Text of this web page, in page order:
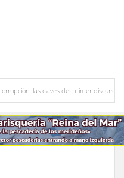
claves del primer discurso de De la